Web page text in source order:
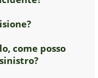
come posso